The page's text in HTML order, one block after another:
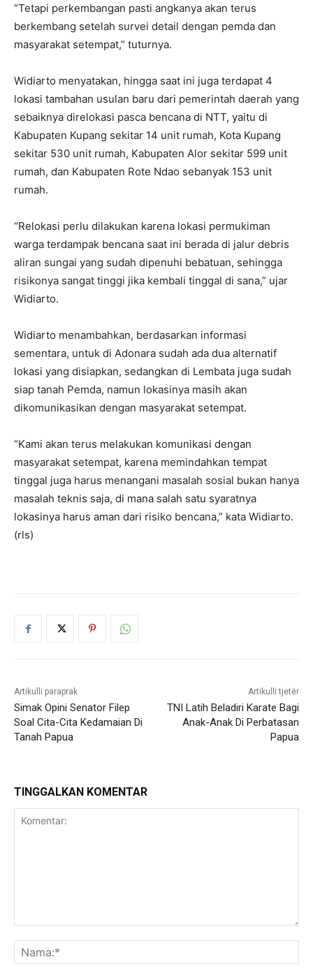
“Tetapi perkembangan pasti angkanya akan terus
berkembang setelah survei detail dengan pemda dan
masyarakat setempat,” tuturnya.
Widiarto menyatakan, hingga saat ini juga terdapat 4
lokasi tambahan usulan baru dari pemerintah daerah yang
sebaiknya direlokasi pasca bencana di NTT, yaitu di
Kabupaten Kupang sekitar 14 unit rumah, Kota Kupang
sekitar 530 unit rumah, Kabupaten Alor sekitar 599 unit
rumah, dan Kabupaten Rote Ndao sebanyak 153 unit
rumah.
“Relokasi perlu dilakukan karena lokasi permukiman
warga terdampak bencana saat ini berada di jalur debris
aliran sungai yang sudah dipenuhi bebatuan, sehingga
risikonya sangat tinggi jika kembali tinggal di sana,” ujar
Widiarto.
Widiarto menambahkan, berdasarkan informasi
sementara, untuk di Adonara sudah ada dua alternatif
lokasi yang disiapkan, sedangkan di Lembata juga sudah
siap tanah Pemda, namun lokasinya masih akan
dikomunikasikan dengan masyarakat setempat.
“Kami akan terus melakukan komunikasi dengan
masyarakat setempat, karena memindahkan tempat
tinggal juga harus menangani masalah sosial bukan hanya
masalah teknis saja, di mana salah satu syaratnya
lokasinya harus aman dari risiko bencana,” kata Widiarto.
(rls)
Artikulli paraprak
Simak Opini Senator Filep
Soal Cita-Cita Kedamaian Di
Tanah Papua
Artikulli tjetër
TNI Latih Beladiri Karate Bagi
Anak-Anak Di Perbatasan
Papua
TINGGALKAN KOMENTAR